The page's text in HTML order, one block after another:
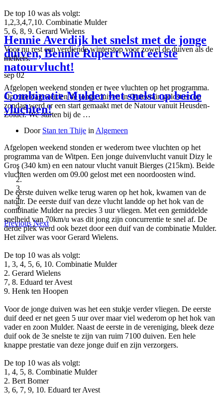
Hennie Averdijk het snelst met de jonge
duiven, Bennie Rupert wint eerste
natourvlucht!
Afgelopen weekend stonden er twee vluchten op het programma.
Op zaterdag werden de jonge duiven in Quievrain gelost en op
zondag werd er een start gemaakt met de Natour vanuit Heusden-
Zolder. We starten bij de …
Previous Next
De top 10 was als volgt:
1,2,3,4,7,10. Combinatie Mulder
5, 6, 8, 9. Gerard Wielens
Voor nu rest een verdiende winterstop voor zowel de duiven als de
melkers.
sep 02
Combinatie Mulder het snelst op beide
vluchten!
Door Stan ten Thije in Algemeen
Afgelopen weekend stonden er wederom twee vluchten op het
programma van de Witpen. Een jonge duivenvlucht vanuit Dizy le
Gros (340 km) en een natour vlucht vanuit Bierges (215km). Beide
vluchten werden om 09.00 gelost met een noordoosten wind.
De eerste duiven welke terug waren op het hok, kwamen van de
natour. De eerste duif van deze vlucht landde op het hok van de
combinatie Mulder na precies 3 uur vliegen. Met een gemiddelde
snelheid van 70km/u was dit jong zijn concurrentie te snel af. De
derde plek werd ook bezet door een duif van de combinatie Mulder.
Het zilver was voor Gerard Wielens.
De top 10 was als volgt:
1, 3, 4, 5, 6, 10. Combinatie Mulder
2. Gerard Wielens
7, 8. Eduard ter Avest
9. Henk ten Hoopen
Voor de jonge duiven was het een stukje verder vliegen. De eerste
duif deed er net geen 5 uur over maar viel wederom op het hok van
vader en zoon Mulder. Naast de eerste in de vereniging, bleek deze
duif ook de 3e snelste te zijn van ruim 7100 duiven. Een hele
knappe prestatie van deze jonge duif en zijn verzorgers.
De top 10 was als volgt:
1, 4, 5, 8. Combinatie Mulder
2. Bert Bomer
3, 6, 7, 9, 10. Eduard ter Avest